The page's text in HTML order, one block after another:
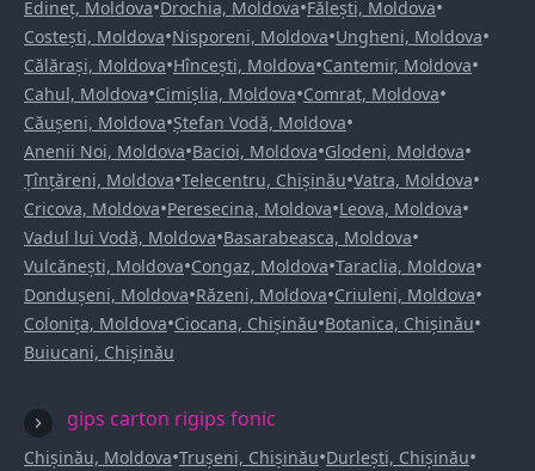
Edineț, Moldova•Drochia, Moldova•Fălești, Moldova•
Costești, Moldova•Nisporeni, Moldova•Ungheni, Moldova•
Călărași, Moldova•Hîncești, Moldova•Cantemir, Moldova•
Cahul, Moldova•Cimișlia, Moldova•Comrat, Moldova•
Căușeni, Moldova•Ștefan Vodă, Moldova•
Anenii Noi, Moldova•Bacioi, Moldova•Glodeni, Moldova•
Țînțăreni, Moldova•Telecentru, Chișinău•Vatra, Moldova•
Cricova, Moldova•Peresecina, Moldova•Leova, Moldova•
Vadul lui Vodă, Moldova•Basarabeasca, Moldova•
Vulcănești, Moldova•Congaz, Moldova•Taraclia, Moldova•
Dondușeni, Moldova•Răzeni, Moldova•Criuleni, Moldova•
Colonița, Moldova•Ciocana, Chișinău•Botanica, Chișinău•
Buiucani, Chișinău
gips carton rigips fonic
Chișinău, Moldova•Trușeni, Chișinău•Durlești, Chișinău•